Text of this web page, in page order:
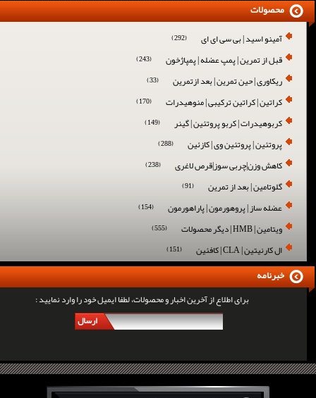
آمینو اسید | بی سی ای ای (292)
قبل از تمرین | پمپ عضله | پمپاژخون (243)
ریکاوری | حین تمرین | بعد ازتمرین (33)
کراتین | کراتین ترکیبی | منوهیدرات (170)
کربوهیدرات | کربو پروتئین | گینر (149)
پروتئین | پروتئین وی | کازئین (288)
کاهش وزن|چربی سوز|قرص لاغری (238)
گلوتامین | بعد از تمرین (91)
عضله ساز | پروهورمون | پاراهورمون (154)
ویتامین | HMB | دیگر محصولات (555)
ال کارنیتین | CLA | کافئین (151)
محصولات
برای اطلاع از آخرین اخبار و محصولات، لطفا ایمیل خود را وارد نمایید :
ارسال
خبرنامه